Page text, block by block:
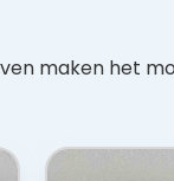
maken het